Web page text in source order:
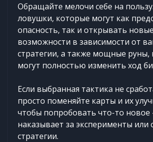
Обращайте мелочи себе на
ловушки, которые могут как
опасность, так и открывать новые
возможности в зависимости от
стратегии, а также мощные руны,
могут полностью изменить ход
Если выбранная тактика не
просто поменяйте карты и их
чтобы попробовать что-то новое
наказывает за эксперименты или
стратегии.